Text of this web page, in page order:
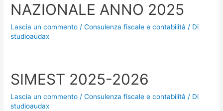
NAZIONALE ANNO 2025
Lascia un commento /Consulenza fiscale e contabilità / Di
studioaudax
SIMEST 2025-2026
Lascia un commento /Consulenza fiscale e contabilità / Di
studioaudax